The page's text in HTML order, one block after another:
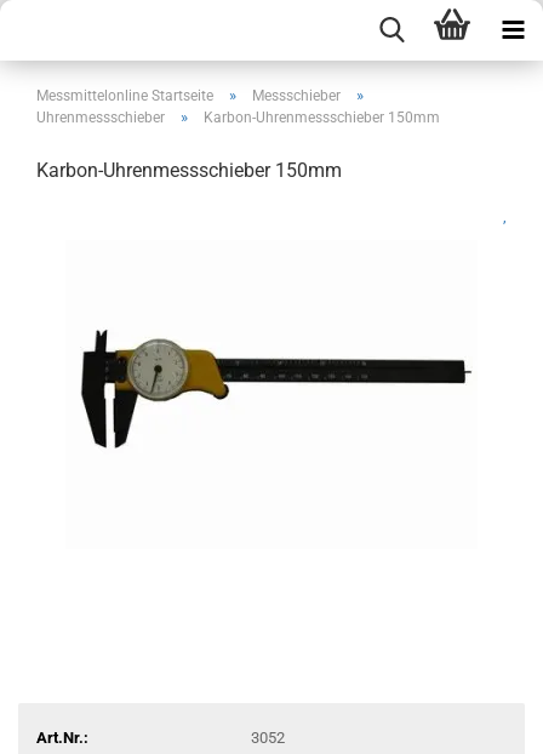
Messmittelonline Startseite » Messschieber »
Uhrenmessschieber » Karbon-Uhrenmessschieber 150mm
Karbon-Uhrenmessschieber 150mm
,
Art.Nr.:
3052